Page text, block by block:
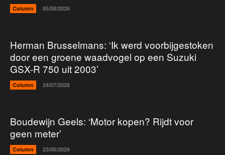
Column 05/08/2026
Herman Brusselmans: ‘Ik werd voorbijgestoken
door een groene waadvogel op een Suzuki
GSX-R 750 uit 2003’
Column 24/07/2026
Boudewijn Geels: ‘Motor kopen? Rijdt voor
geen meter’
Column 23/06/2026